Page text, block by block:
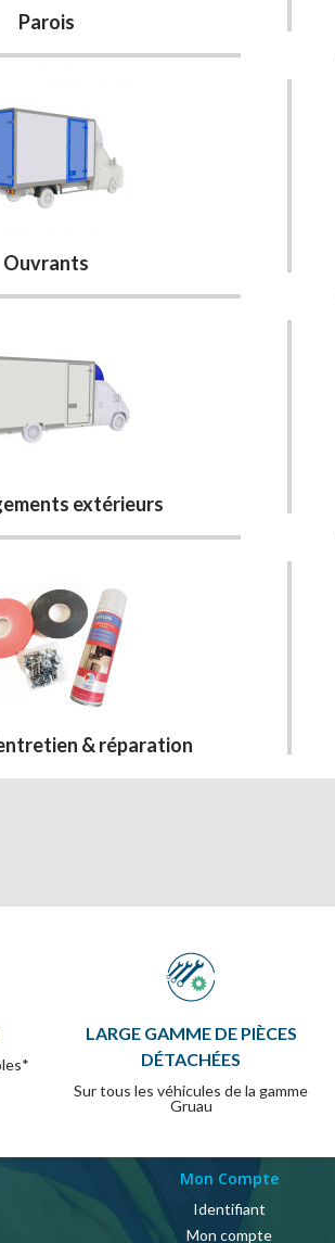
Parois
Ouvrants
extérieurs
& réparation
LARGE GAMME DE PIÈCES
DÉTACHÉES
Sur tous les véhicules de la gamme
Gruau
Mon Compte
Identifiant
Mon compte